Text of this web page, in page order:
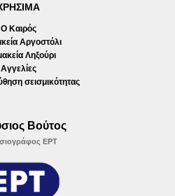
Ο Καιρός
Αργοστόλι
Ληξούρι
Αγγελίες
σεισμικότητας
Βούτος
ΕΡΤ